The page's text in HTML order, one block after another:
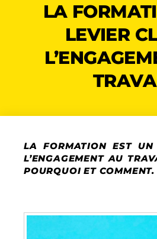
LA
LEVIER
LA FORMATION EST
L’ENGAGEMENT AU
POURQUOI ET COMMENT.